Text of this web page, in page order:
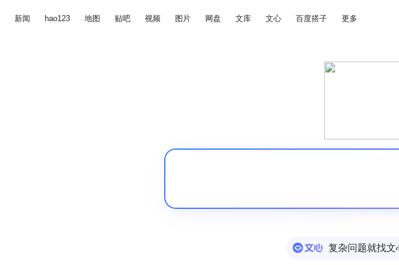
新闻 hao123 地图 贴吧 视频 图片 网盘 文库 文心 百度搭子 更多
复杂问题就找